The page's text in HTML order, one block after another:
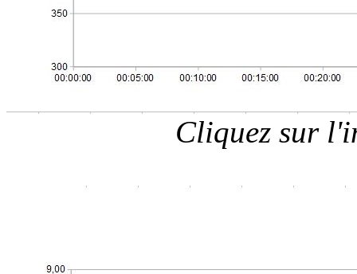
Cliquez sur